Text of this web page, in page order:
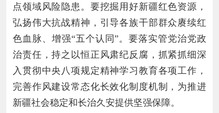
点领域风险隐患。要挖掘用好新疆红色资源，
弘扬伟大抗战精神，引导各族干部群众赓续红
色血脉、增强“五个认同”。要落实管党治党政
治责任，持之以恒正风肃纪反腐，抓紧抓细深
入贯彻中央八项规定精神学习教育各项工作，
完善作风建设常态化长效化制度机制，为推进
新疆社会稳定和长治久安提供坚强保障。